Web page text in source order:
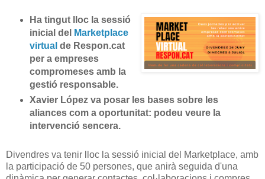
Ha tingut lloc la sessió
inicial del
Marketplace
virtual de Respon.cat
per a empreses
compromeses amb la
gestió responsable.
Xavier López va posar les bases sobre les
aliances com a oportunitat: podeu veure la
intervenció sencera.
Divendres va tenir lloc la sessió inicial del Marketplace, amb
la participació de 50 persones, que anirà seguida d'una